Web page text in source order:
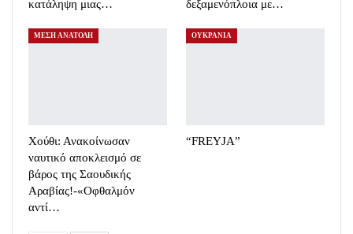
κατάληψη μιας…
δεξαμενόπλοια με…
ΜΕΣΗ ΑΝΑΤΟΛΗ
Χούθι: Ανακοίνωσαν
ναυτικό αποκλεισμό σε
βάρος της Σαουδικής
Αραβίας!-«Οφθαλμόν
αντί…
ΟΥΚΡΑΝΙΑ
“FREYJA”